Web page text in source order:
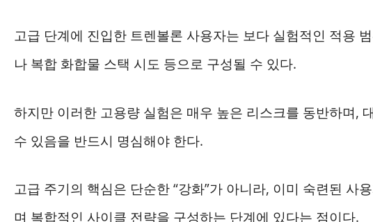
고급 단계에 진입한 트렌볼론 사용자는 보다 실험적인 적용
나 복합 화합물 스택 시도 등으로 구성될 수 있다.
하지만 이러한 고용량 실험은 매우 높은 리스크를 동반하며,
수 있음을 반드시 명심해야 한다.
고급 주기의 핵심은 단순한 “강화”가 아니라, 이미 숙련된 사
며 복합적인 사이클 전략을 구성하는 단계에 있다는 점이다.